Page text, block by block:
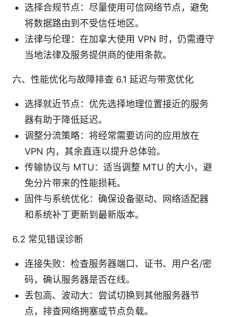
选择合规节点：尽量使用可信网络节点，避免
将数据路由到不受信任地区。
法律与伦理：在加拿大使用 VPN 时，仍需遵守
当地法律及服务提供商的使用条款。
六、性能优化与故障排查 6.1 延迟与带宽优化
选择就近节点：优先选择地理位置接近的服务
器有助于降低延迟。
调整分流策略：将经常需要访问的应用放在
VPN 内，其余直连以提升总体验。
传输协议与 MTU：适当调整 MTU 的大小，避
免分片带来的性能损耗。
固件与系统优化：确保设备驱动、网络适配器
和系统补丁更新到最新版本。
6.2 常见错误诊断
连接失败：检查服务器端口、证书、用户名/密
码，确认服务器是否在线。
丢包高、波动大：尝试切换到其他服务器节
点，排查网络拥塞或节点负载。